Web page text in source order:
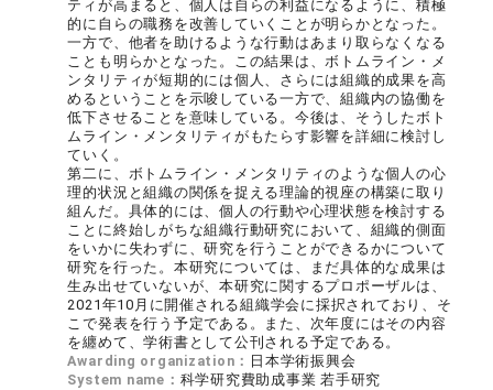
ティが高まると、個人は自らの利益になるように、積極
的に自らの職務を改善していくことが明らかとなった。
一方で、他者を助けるような行動はあまり取らなくなる
ことも明らかとなった。この結果は、ボトムライン・メ
ンタリティが短期的には個人、さらには組織的成果を高
めるということを示唆している一方で、組織内の協働を
低下させることを意味している。今後は、そうしたボト
ムライン・メンタリティがもたらす影響を詳細に検討し
ていく。
第二に、ボトムライン・メンタリティのような個人の心
理的状況と組織の関係を捉える理論的視座の構築に取り
組んだ。具体的には、個人の行動や心理状態を検討する
ことに終始しがちな組織行動研究において、組織的側面
をいかに失わずに、研究を行うことができるかについて
研究を行った。本研究については、まだ具体的な成果は
生み出せていないが、本研究に関するプロポーザルは、
2021年10月に開催される組織学会に採択されており、そ
こで発表を行う予定である。また、次年度にはその内容
を纏めて、学術書として公刊される予定である。
Awarding organization： 日本学術振興会
System name： 科学研究費助成事業 若手研究